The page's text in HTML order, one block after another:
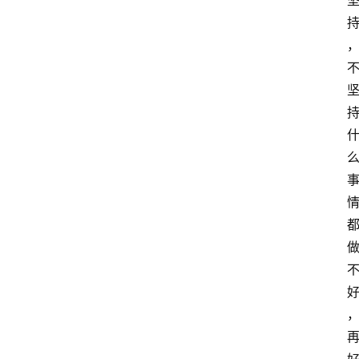
持
，
不
坚
持
什
么
事
情
都
做
不
好
，
再